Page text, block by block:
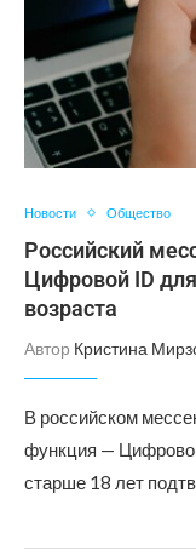
Новости Общество
Российский
Цифровой ID
возраста
Автор Кристина
В российском
функция —
старше 18 лет